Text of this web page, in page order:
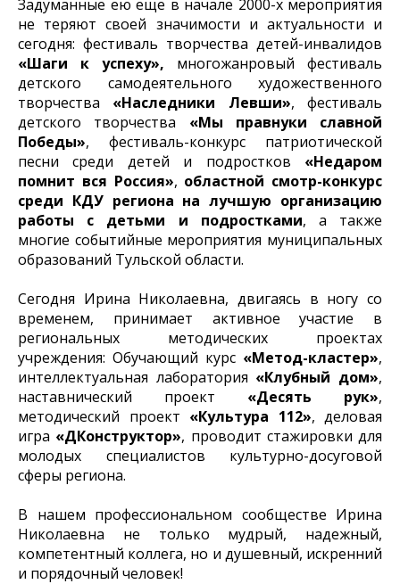
Задуманные ею еще в начале 2000-х мероприятия
не теряют своей значимости и актуальности и
сегодня: фестиваль творчества детей-инвалидов
«Шаги к
успеху», многожанровый фестиваль
детского самодеятельного художественного
творчества «Наследники Левши», фестиваль
детского творчества «Мы правнуки славной
Победы», фестиваль-конкурс патриотической
песни среди детей и подростков «Недаром
помнит вся Россия», областной смотр-конкурс
среди КДУ региона на лучшую организацию
работы с детьми и подростками, а также
многие событийные мероприятия муниципальных
образований Тульской области.
Сегодня Ирина Николаевна, двигаясь в ногу со
временем, принимает активное участие в
региональных методических проектах
учреждения: Обучающий курс «Метод-кластер»,
интеллектуальная лаборатория «Клубный дом»,
наставнический проект «Десять рук»,
методический проект «Культура 112», деловая
игра «ДКонструктор», проводит стажировки для
молодых специалистов культурно-досуговой
сферы региона.
В нашем профессиональном сообществе Ирина
Николаевна не только мудрый, надежный,
компетентный коллега, но и душевный, искренний
и порядочный человек!